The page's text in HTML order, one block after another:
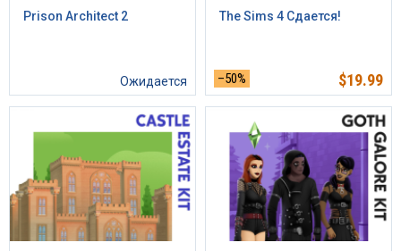
Prison Architect 2
Ожидается
The Sims 4 Сдается!
–50% $19.99